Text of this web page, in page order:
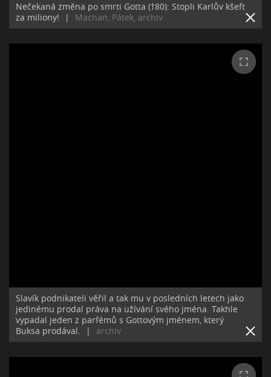
Nečekaná změna po smrti Gotta (†80): Stopli Karlův kšeft
za miliony!
| Machan, Pátek, archiv
Slavík podnikateli věřil a tak mu v posledních letech jako
jedinému prodal práva na užívání svého jména. Takhle
vypadal jeden z parfémů s Gottovým jménem, který
Buksa prodával.
| archiv